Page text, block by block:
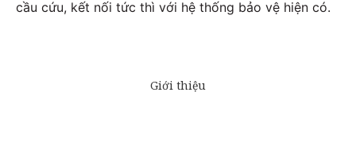
cầu cứu, kết nối tức thì với hệ thống bảo vệ hiện có.